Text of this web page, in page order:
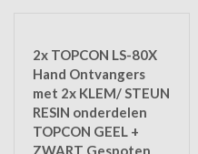
2x TOPCON LS-80X
Hand Ontvangers
met 2x KLEM/ STEUN
RESIN onderdelen
TOPCON GEEL +
ZWART Gespoten